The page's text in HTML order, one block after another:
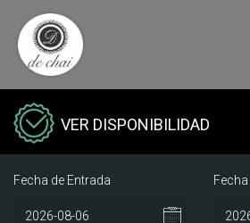
VER DISPONIBILIDAD
Fecha de Entrada